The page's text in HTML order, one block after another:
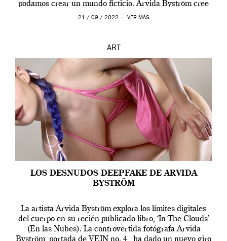
podamos crear un mundo ficticio. Arvida Byström cree
que los humanos tienen un complejo […]
21 / 09 / 2022 — VER MÁS
ART
LOS DESNUDOS DEEPFAKE DE ARVIDA
BYSTRÖM
La artista Arvida Byström explora los límites digitales
del cuerpo en su recién publicado libro, ‘In The Clouds’
(En las Nubes). La controvertida fotógrafa Arvida